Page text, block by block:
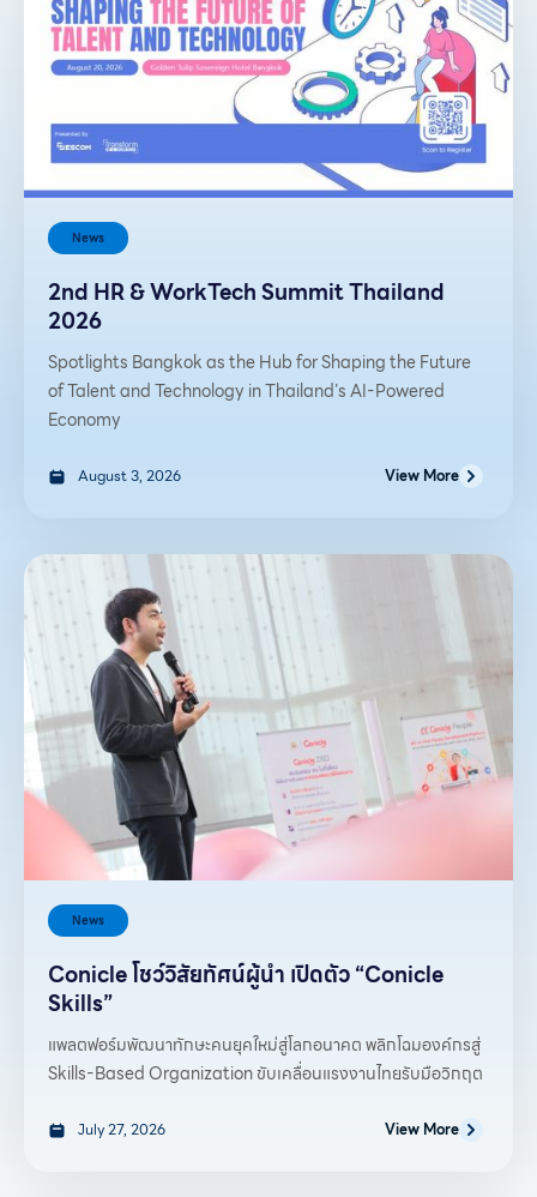
News
2nd HR & WorkTech Summit Thailand
2026
Spotlights Bangkok as the Hub for Shaping the Future
of Talent and Technology in Thailand’s AI-Powered
Economy
August 3, 2026 View More
News
Conicle โชว์วิสัยทัศน์ผู้นำ เปิดตัว “Conicle
Skills”
แพลตฟอร์มพัฒนาทักษะคนยุคใหม่สู่โลกอนาคต พลิกโฉมองค์กรสู่
Skills-Based Organization ขับเคลื่อนแรงงานไทยรับมือวิกฤต
July 27, 2026 View More